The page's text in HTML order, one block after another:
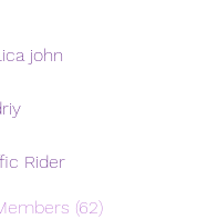
john
Rider
(62)